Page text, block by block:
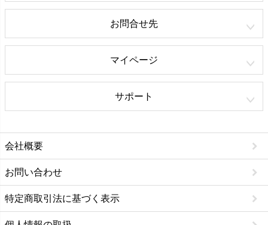
お問合せ先
マイページ
サポート
会社概要
お問い合わせ
特定商取引法に基づく表示